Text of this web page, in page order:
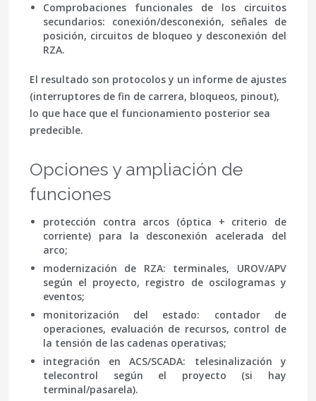
Comprobaciones funcionales de los circuitos
secundarios: conexión/desconexión, señales de
posición, circuitos de bloqueo y desconexión del
RZA.
El resultado son protocolos y un informe de ajustes
(interruptores de fin de carrera, bloqueos, pinout),
lo que hace que el funcionamiento posterior sea
predecible.
Opciones y ampliación de
funciones
protección contra arcos (óptica + criterio de
corriente) para la desconexión acelerada del
arco;
modernización de RZA: terminales, UROV/APV
según el proyecto, registro de oscilogramas y
eventos;
monitorización del estado: contador de
operaciones, evaluación de recursos, control de
la tensión de las cadenas operativas;
integración en ACS/SCADA: telesinalización y
telecontrol según el proyecto (si hay
terminal/pasarela).